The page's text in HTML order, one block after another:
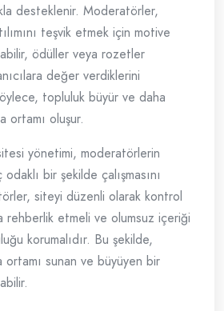
desteklenir. Moderatörler,
teşvik etmek için motive
ödüller veya rozetler
değer verdiklerini
topluluk büyür ve daha
ortamı oluşur.
yönetimi, moderatörlerin
bir şekilde çalışmasını
siteyi düzenli olarak kontrol
rehberlik etmeli ve olumsuz içeriği
korumalıdır. Bu şekilde,
ortamı sunan ve büyüyen bir